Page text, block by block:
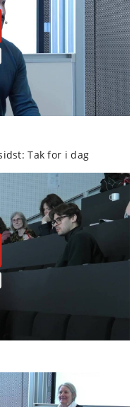
Tak for i dag